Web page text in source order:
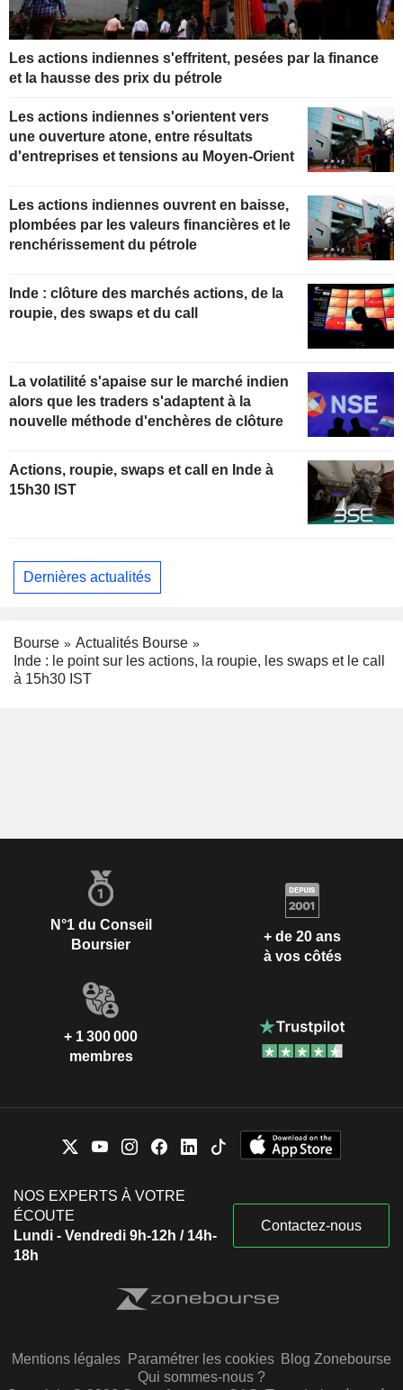
Les actions indiennes s'effritent, pesées par la finance
et la hausse des prix du pétrole
Les actions indiennes s'orientent vers
une ouverture atone, entre résultats
d'entreprises et tensions au Moyen-Orient
Les actions indiennes ouvrent en baisse,
plombées par les valeurs financières et le
renchérissement du pétrole
Inde : clôture des marchés actions, de la
roupie, des swaps et du call
La volatilité s'apaise sur le marché indien
alors que les traders s'adaptent à la
nouvelle méthode d'enchères de clôture
Actions, roupie, swaps et call en Inde à
15h30 IST
Dernières actualités
Bourse
Actualités Bourse
Inde : le point sur les actions, la roupie, les swaps et le call
à 15h30 IST
N°1 du Conseil
Boursier
+ de 20 ans
à vos côtés
+ 1 300 000
membres
NOS EXPERTS À VOTRE
ÉCOUTE
Lundi - Vendredi 9h-12h / 14h-
18h
Contactez-nous
Mentions légales Paramétrer les cookies Blog Zonebourse
Qui sommes-nous ?